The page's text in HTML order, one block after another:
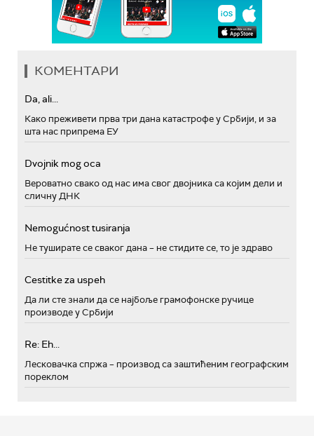
КОМЕНТАРИ
Da, ali...
Како преживети прва три дана катастрофе у Србији, и за
шта нас припрема ЕУ
Dvojnik mog oca
Вероватно свако од нас има свог двојника са којим дели и
сличну ДНК
Nemogućnost tusiranja
Не туширате се сваког дана – не стидите се, то је здраво
Cestitke za uspeh
Да ли сте знали да се најбоље грамофонске ручице
производе у Србији
Re: Eh...
Лесковачка спржа – производ са заштићеним географским
пореклом